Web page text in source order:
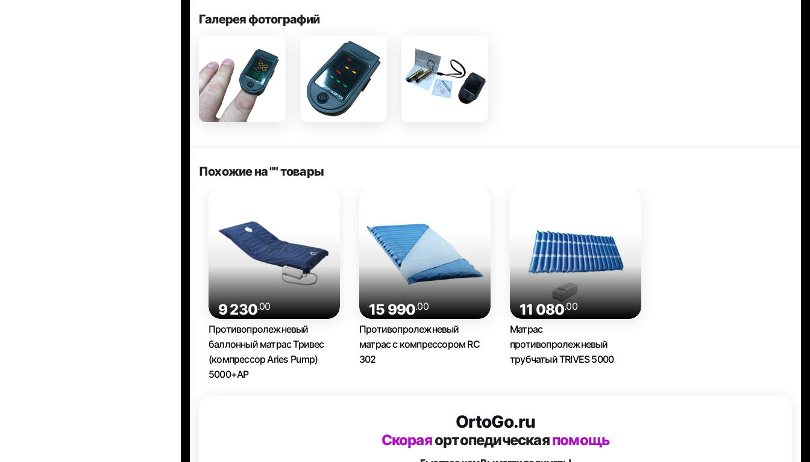
Галерея фотографий
Похожие на "" товары
9 230.00
Противопролежневый
баллонный матрас Тривес
(компрессор Aries Pump)
5000+AP
15 990.00
Противопролежневый
матрас с компрессором RC
302
11 080.00
Матрас
противопролежневый
трубчатый TRIVES 5000
OrtoGo.ru
Скораяортопедическаяпомощь